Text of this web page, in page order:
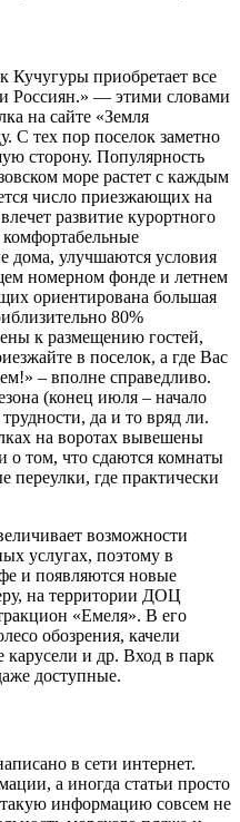
Кучугуры приобретает все
Россиян.» — этими словами
на сайте «Земля
С тех пор поселок заметно
сторону. Популярность
море растет с каждым
число приезжающих на
развитие курортного
дома, улучшаются условия
номерном фонде и летнем
ориентирована большая
80%
к размещению гостей,
в поселок, а где Вас
– вполне справедливо.
(конец июля – начало
да и то вряд ли.
на воротах вывешены
том, что сдаются комнаты
переулки, где практически
возможности
услугах, поэтому в
и появляются новые
на территории ДОЦ
«Емеля». В его
обозрения, качели
карусели и др. Вход в парк
доступные.
в сети интернет.
а иногда статьи просто
информацию совсем не